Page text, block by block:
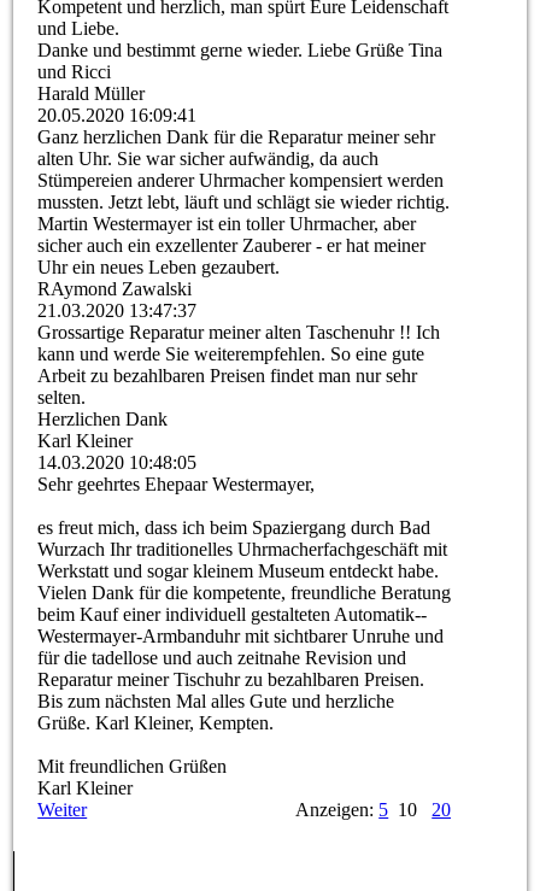
Kompetent und herzlich, man spürt Eure Leidenschaft
und Liebe.
Danke und bestimmt gerne wieder. Liebe Grüße Tina
und Ricci
Harald Müller
20.05.2020 16:09:41
Ganz herzlichen Dank für die Reparatur meiner sehr
alten Uhr. Sie war sicher aufwändig, da auch
Stümpereien anderer Uhrmacher kompensiert werden
mussten. Jetzt lebt, läuft und schlägt sie wieder richtig.
Martin Westermayer ist ein toller Uhrmacher, aber
sicher auch ein exzellenter Zauberer - er hat meiner
Uhr ein neues Leben gezaubert.
RAymond Zawalski
21.03.2020 13:47:37
Grossartige Reparatur meiner alten Taschenuhr !! Ich
kann und werde Sie weiterempfehlen. So eine gute
Arbeit zu bezahlbaren Preisen findet man nur sehr
selten.
Herzlichen Dank
Karl Kleiner
14.03.2020 10:48:05
Sehr geehrtes Ehepaar Westermayer,
es freut mich, dass ich beim Spaziergang durch Bad
Wurzach Ihr traditionelles Uhrmacherfachgeschäft mit
Werkstatt und sogar kleinem Museum entdeckt habe.
Vielen Dank für die kompetente, freundliche Beratung
beim Kauf einer individuell gestalteten Automatik-­
Westermayer-­Armbanduhr mit sichtbarer Unruhe und
für die tadellose und auch zeitnahe Revision und
Reparatur meiner Tischuhr zu bezahlbaren Preisen.
Bis zum nächsten Mal alles Gute und herzliche
Grüße. Karl Kleiner, Kempten.
Mit freundlichen Grüßen
Karl Kleiner
Weiter
Anzeigen: 5 10 20